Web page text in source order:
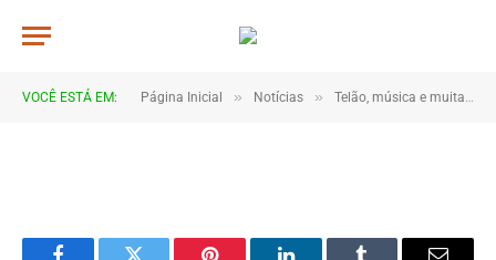
VOCÊ ESTÁ EM: Página Inicial » Notícias » Telão, música e muita torcida marcam estreia do Brasil em Coroatá
JWR_5259